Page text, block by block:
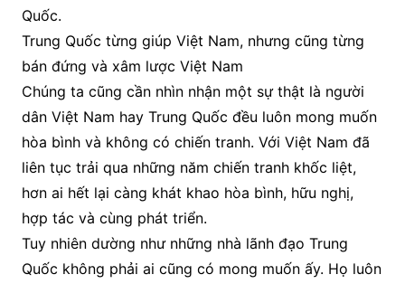
Quốc.
Trung Quốc từng giúp Việt Nam, nhưng cũng từng
bán đứng và xâm lược Việt Nam
Chúng ta cũng cần nhìn nhận một sự thật là người
dân Việt Nam hay Trung Quốc đều luôn mong muốn
hòa bình và không có chiến tranh. Với Việt Nam đã
liên tục trải qua những năm chiến tranh khốc liệt,
hơn ai hết lại càng khát khao hòa bình, hữu nghị,
hợp tác và cùng phát triển.
Tuy nhiên dường như những nhà lãnh đạo Trung
Quốc không phải ai cũng có mong muốn ấy. Họ luôn